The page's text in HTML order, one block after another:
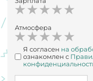
Атмосфера
Я согласен на
ознакомлен с